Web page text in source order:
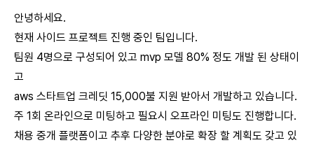
안녕하세요.
현재 사이드 프로젝트 진행 중인 팀입니다.
팀원 4명으로 구성되어 있고 mvp 모델 80% 정도 개발 된 상태이
고
aws 스타트업 크레딧 15,000불 지원 받아서 개발하고 있습니다.
주 1회 온라인으로 미팅하고 필요시 오프라인 미팅도 진행합니다.
채용 중개 플랫폼이고 추후 다양한 분야로 확장 할 계획도 갖고 있